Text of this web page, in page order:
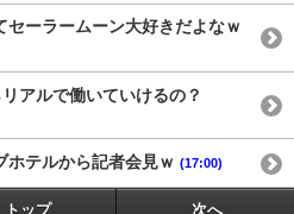
セーラームーン大好きだよなｗ
アルで働いていけるの？
ホテルから記者会見ｗ (17:00)
トップ 次へ